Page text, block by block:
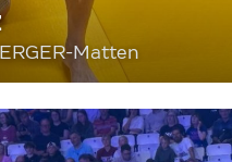
Matten